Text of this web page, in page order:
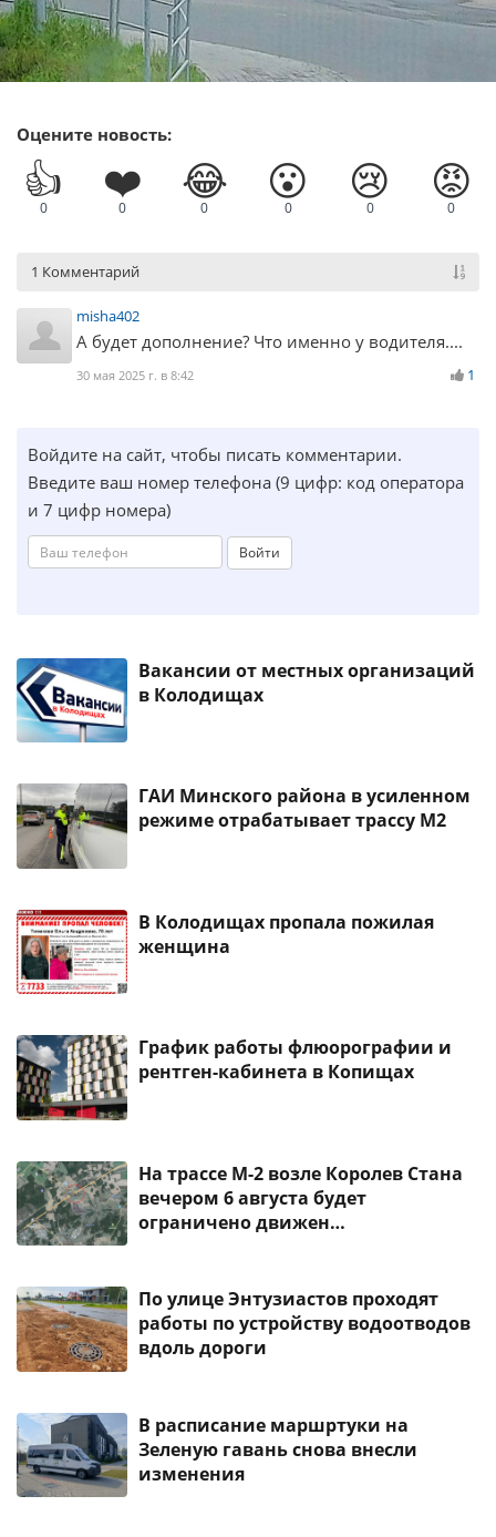
Оцените новость:
👍
0
❤️
0
😂
0
😮
0
😢
0
😡
0
1 Комментарий
misha402
А будет дополнение? Что именно у водителя....
30 мая 2025 г. в 8:42 1
Войдите на сайт, чтобы писать комментарии.
Введите ваш номер телефона (9 цифр: код оператора
и 7 цифр номера)
Войти
Вакансии от местных организаций
в Колодищах
ГАИ Минского района в усиленном
режиме отрабатывает трассу М2
В Колодищах пропала пожилая
женщина
График работы флюорографии и
рентген-кабинета в Копищах
На трассе М-2 возле Королев Стана
вечером 6 августа будет
ограничено движен…
По улице Энтузиастов проходят
работы по устройству водоотводов
вдоль дороги
В расписание маршртуки на
Зеленую гавань снова внесли
изменения